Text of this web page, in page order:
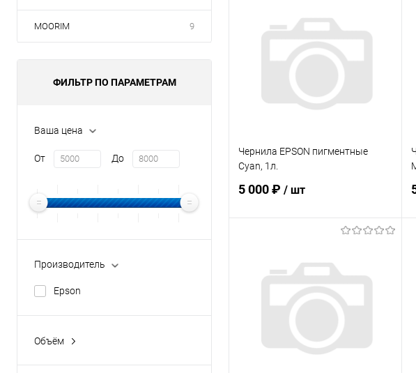
MOORIM 9
ФИЛЬТР ПО ПАРАМЕТРАМ
Ваша цена
От До
Производитель
Epson
Объём
Чернила EPSON пигментные
Cyan, 1л.
5 000 ₽ / шт
Купить в 1 клик К сравнению
В избранное В наличии